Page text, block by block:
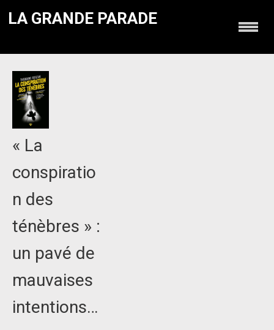
LA GRANDE PARADE
« La
conspiratio
n des
ténèbres » :
un pavé de
mauvaises
intentions…